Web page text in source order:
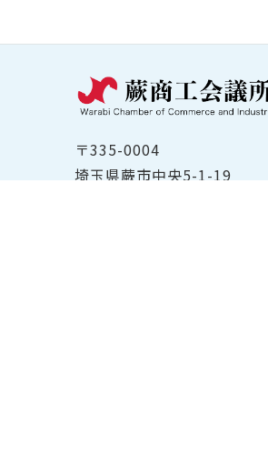
〒335-0004
埼玉県蕨市中央5-1-19